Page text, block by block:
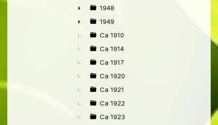
►
►
1948
►
1949
Ca 1910
Ca 1914
Ca 1917
Ca 1920
Ca 1921
Ca 1922
Ca 1923